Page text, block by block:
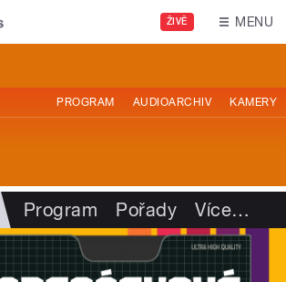
ŽIVĚ MENU
PROGRAM AUDIOARCHIV KAMERY
Program Pořady Více…